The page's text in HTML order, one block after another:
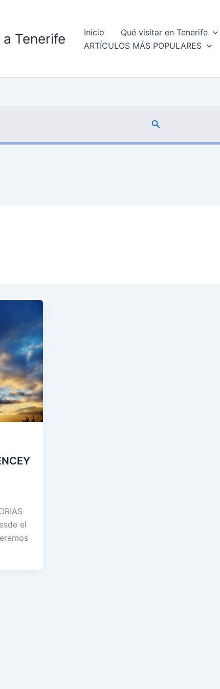
Tenerife Inicio Qué visitar en Tenerife
ARTÍCULOS MÁS POPULARES
Buscar
el